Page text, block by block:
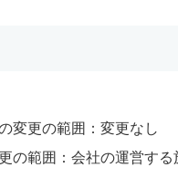
変更の範囲：変更なし
の範囲：会社の運営する